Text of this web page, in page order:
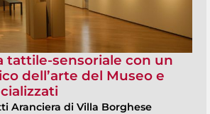
tattile-sensoriale con un
dell’arte del Museo e
Aranciera di Villa Borghese